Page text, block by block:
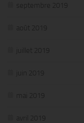
septembre 2019
août 2019
juillet 2019
juin 2019
mai 2019
avril 2019